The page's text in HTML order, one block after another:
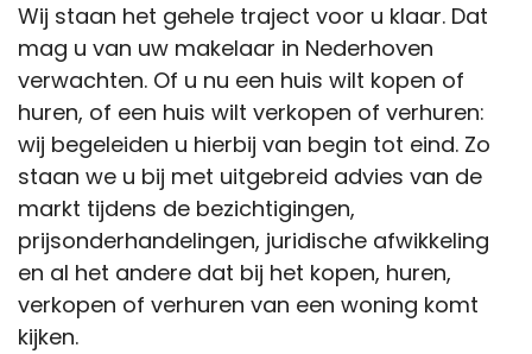
Wij staan het gehele traject voor u klaar. Dat
mag u van uw makelaar in Nederhoven
verwachten. Of u nu een huis wilt kopen of
huren, of een huis wilt verkopen of verhuren:
wij begeleiden u hierbij van begin tot eind. Zo
staan we u bij met uitgebreid advies van de
markt tijdens de bezichtigingen,
prijsonderhandelingen, juridische afwikkeling
en al het andere dat bij het kopen, huren,
verkopen of verhuren van een woning komt
kijken.